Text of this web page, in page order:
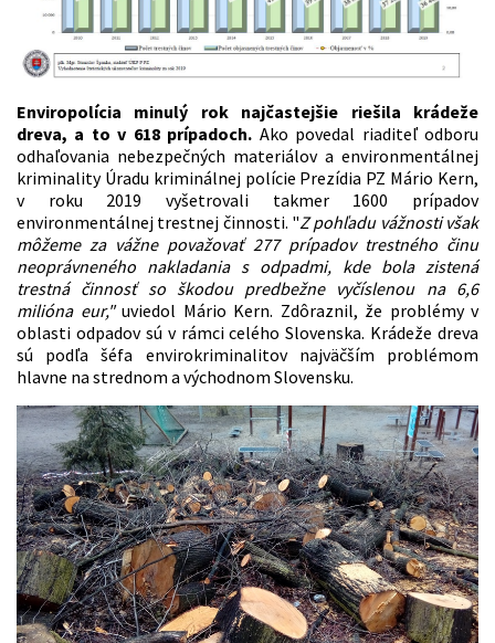
Enviropolícia minulý rok najčastejšie riešila krádeže
dreva, a to v 618 prípadoch. Ako povedal riaditeľ odboru
odhaľovania nebezpečných materiálov a environmentálnej
kriminality Úradu kriminálnej polície Prezídia PZ Mário Kern,
v roku 2019 vyšetrovali takmer 1600 prípadov
environmentálnej trestnej činnosti. "Z pohľadu vážnosti však
môžeme za vážne považovať 277 prípadov trestného činu
neoprávneného nakladania s odpadmi, kde bola zistená
trestná činnosť so škodou predbežne vyčíslenou na 6,6
milióna eur,"uviedol Mário Kern. Zdôraznil, že problémy v
oblasti odpadov sú v rámci celého Slovenska. Krádeže dreva
sú podľa šéfa envirokriminalitov najväčším problémom
hlavne na strednom a východnom Slovensku.